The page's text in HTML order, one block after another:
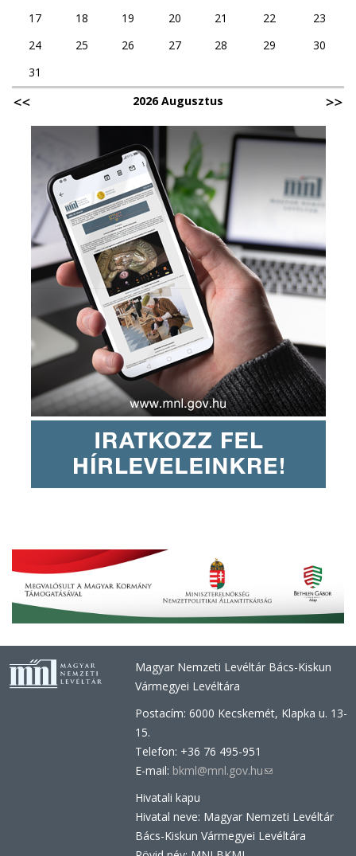
17
18 19 20 21 22
23
24
25 26 27 28 29
30
31
2026 Augusztus
Magyar Nemzeti Levéltár Bács-Kiskun
Vármegyei Levéltára
Postacím: 6000 Kecskemét, Klapka u. 13-
15.
Telefon: +36 76 495-951
E-mail: bkml@mnl.gov.hu(link
mail)
Hivatali kapu
Hivatal neve: Magyar Nemzeti Levéltár
Bács-Kiskun Vármegyei Levéltára